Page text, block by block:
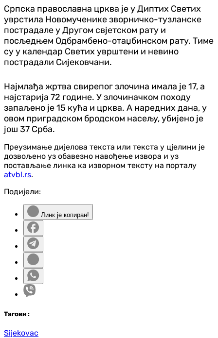
Српска православна црква је у Диптих Светих
уврстила Новомученике зворничко-тузланске
пострадале у Другом свјетском рату и
посљедњем Одбрамбено-отаџбинском рату. Тиме
су у календар Светих уврштени и невино
пострадали Сијековчани.
Најмлађа жртва свирепог злочина имала је 17, а
најстарија 72 године. У злочиначком походу
запаљено је 15 кућа и црква. А наредних дана, у
овом приградском бродском насељу, убијено је
још 37 Срба.
Преузимање дијелова текста или текста у цјелини је
дозвољено уз обавезно навођење извора и уз
постављање линка ка изворном тексту на порталу
atvbl.rs.
Подијели:
Линк је копиран!
Тагови :
Sijekovac